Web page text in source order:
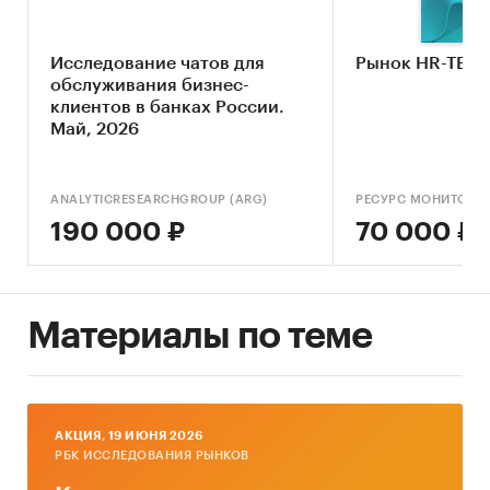
Цель исследованияанализ состояния рынка
нейросетей для проверки орфографии, анализ
конкурентов, а также определение критериев
Категории:
IT и телекоммуникации
Орфография
Исследование чатов для
обслуживания бизнес-
клиентов в банках России.
Май, 2026
ANALYTICRESEARCHGROUP (ARG)
190 000 ₽
Рынок HR-
РЕСУРС
70 000 ₽
Материалы по теме
AКЦИЯ, 19 ИЮНЯ 2026
РБК ИССЛЕДОВАНИЯ РЫНКОВ